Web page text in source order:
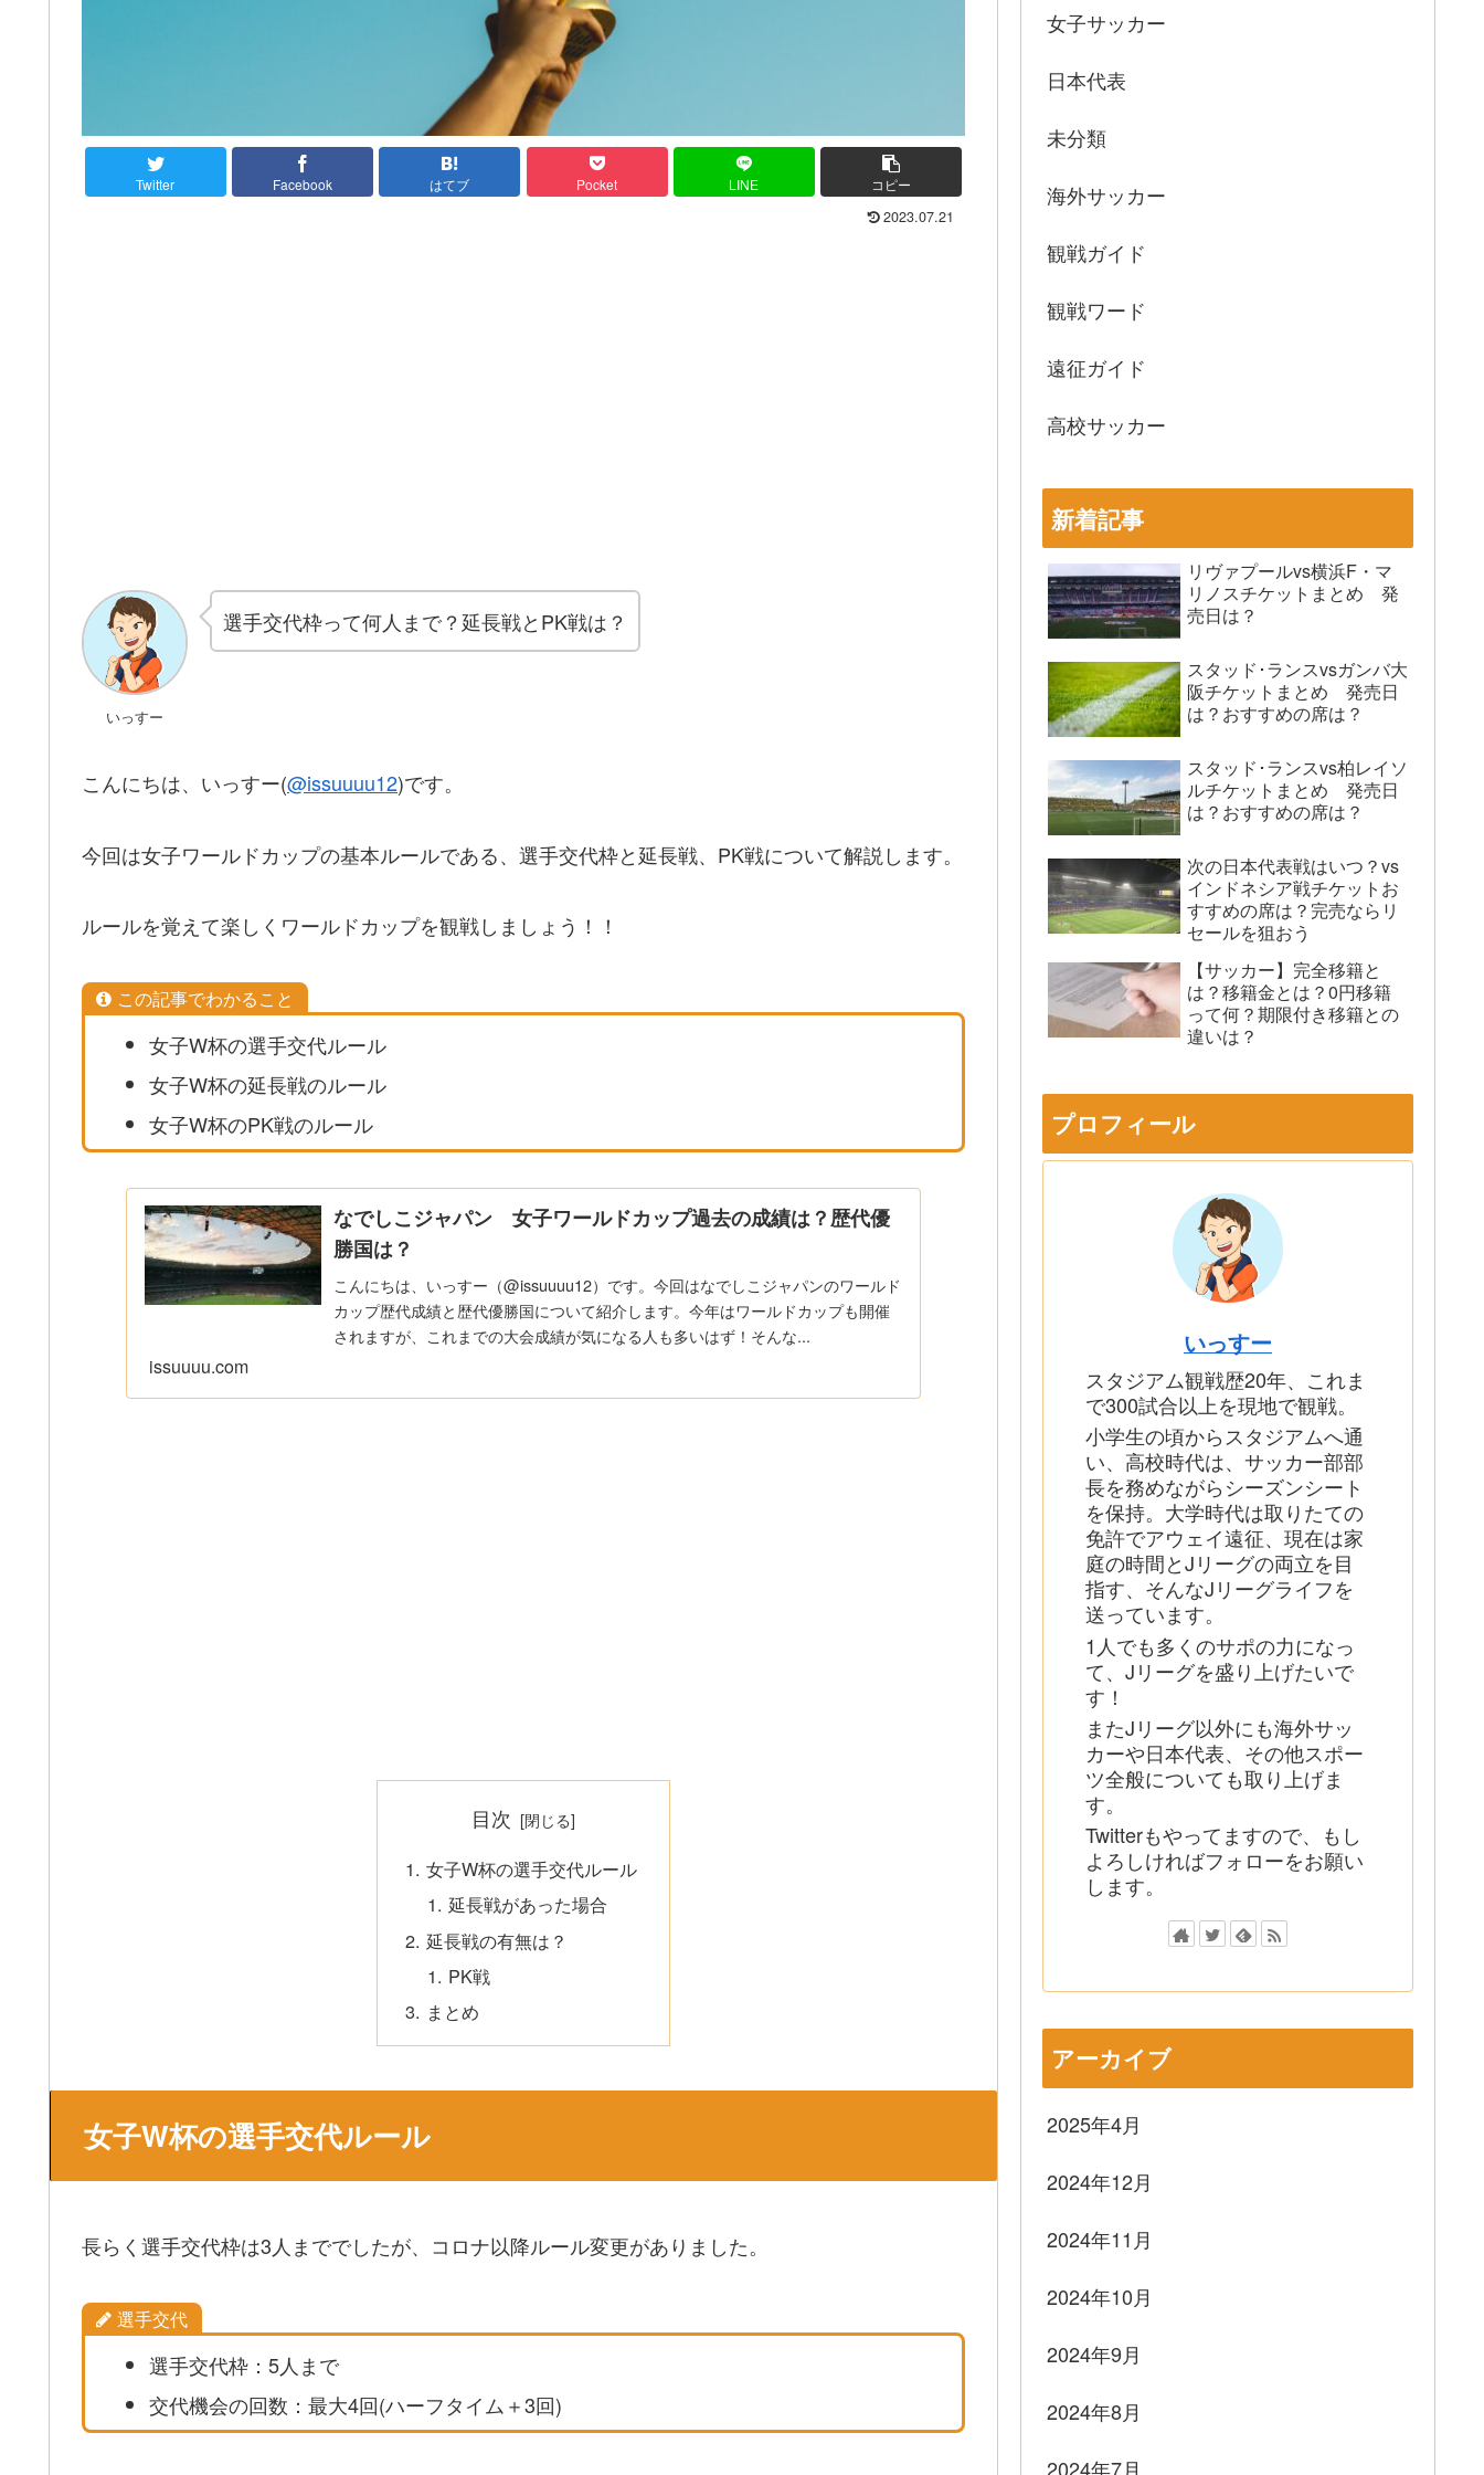
Twitter Facebook はてブ Pocket LINE コピー
2023.07.21
いっすー
選手交代枠って何人まで？延長戦とPK戦は？
こんにちは、いっすー(@issuuuu12)です。
今回は女子ワールドカップの基本ルールである、選手交代枠と延長戦、PK戦について解説します。
ルールを覚えて楽しくワールドカップを観戦しましょう！！
この記事でわかること
女子W杯の選手交代ルール
女子W杯の延長戦のルール
女子W杯のPK戦のルール
なでしこジャパン 女子ワールドカップ過去の成績は？歴代優
勝国は？
こんにちは、いっすー（@issuuuu12）です。今回はなでしこジャパンのワールド
カップ歴代成績と歴代優勝国について紹介します。今年はワールドカップも開催
されますが、これまでの大会成績が気になる人も多いはず！そんな...
issuuuu.com
目次
女子W杯の選手交代ルール
延長戦があった場合
延長戦の有無は？
PK戦
まとめ
女子W杯の選手交代ルール
長らく選手交代枠は3人まででしたが、コロナ以降ルール変更がありました。
選手交代
選手交代枠：5人まで
交代機会の回数：最大4回(ハーフタイム＋3回)
女子サッカー
日本代表
未分類
海外サッカー
観戦ガイド
観戦ワード
遠征ガイド
高校サッカー
新着記事
リヴァプールvs横浜F・マ
リノスチケットまとめ 発
売日は？
スタッド･ランスvsガンバ大
阪チケットまとめ 発売日
は？おすすめの席は？
スタッド･ランスvs柏レイソ
ルチケットまとめ 発売日
は？おすすめの席は？
次の日本代表戦はいつ？vs
インドネシア戦チケットお
すすめの席は？完売ならリ
セールを狙おう
【サッカー】完全移籍と
は？移籍金とは？0円移籍
って何？期限付き移籍との
違いは？
プロフィール
いっすー
スタジアム観戦歴20年、これま
で300試合以上を現地で観戦。
小学生の頃からスタジアムへ通
い、高校時代は、サッカー部部
長を務めながらシーズンシート
を保持。大学時代は取りたての
免許でアウェイ遠征、現在は家
庭の時間とJリーグの両立を目
指す、そんなJリーグライフを
送っています。
1人でも多くのサポの力になっ
て、Jリーグを盛り上げたいで
す！
またJリーグ以外にも海外サッ
カーや日本代表、その他スポー
ツ全般についても取り上げま
す。
Twitterもやってますので、もし
よろしければフォローをお願い
します。
アーカイブ
2025年4月
2024年12月
2024年11月
2024年10月
2024年9月
2024年8月
2024年7月